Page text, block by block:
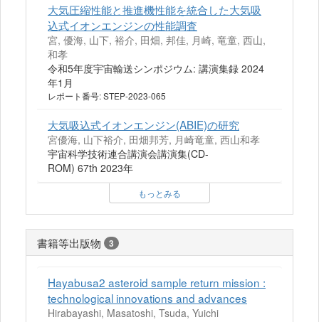
大気圧縮性能と推進機性能を統合した大気吸
込式イオンエンジンの性能調査
宮, 優海, 山下, 裕介, 田畑, 邦佳, 月崎, 竜童, 西山,
和孝
令和5年度宇宙輸送シンポジウム: 講演集録 2024
年1月
レポート番号: STEP-2023-065
大気吸込式イオンエンジン(ABIE)の研究
宮優海, 山下裕介, 田畑邦芳, 月崎竜童, 西山和孝
宇宙科学技術連合講演会講演集(CD-
ROM) 67th 2023年
もっとみる
書籍等出版物 3
Hayabusa2 asteroid sample return mission :
technological innovations and advances
Hirabayashi, Masatoshi, Tsuda, Yuichi